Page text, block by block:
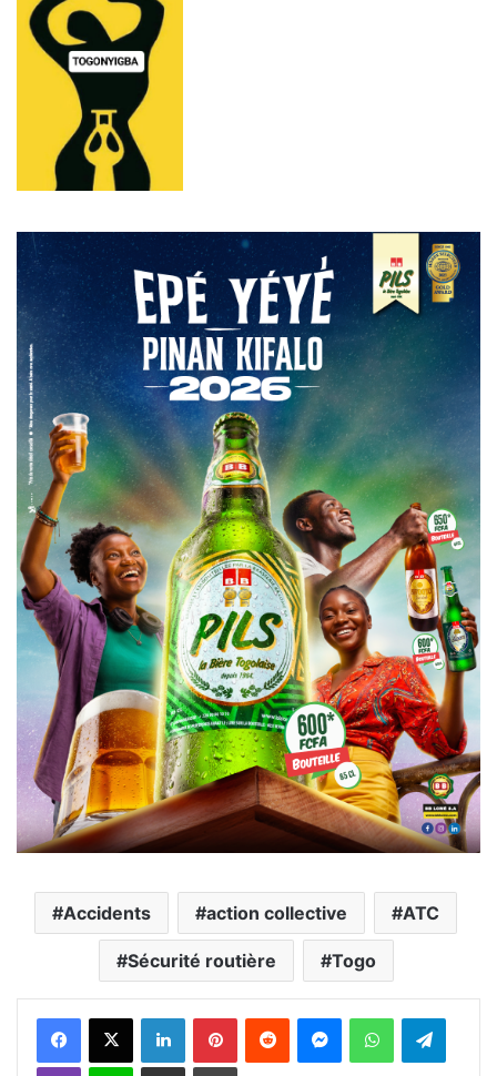
Accidents action collective ATC
Sécurité routière Togo
FacebookX Linkedin PinterestReddit MessengerWhatsAppTelegram
Viber Ligne Partager par email Imprimer